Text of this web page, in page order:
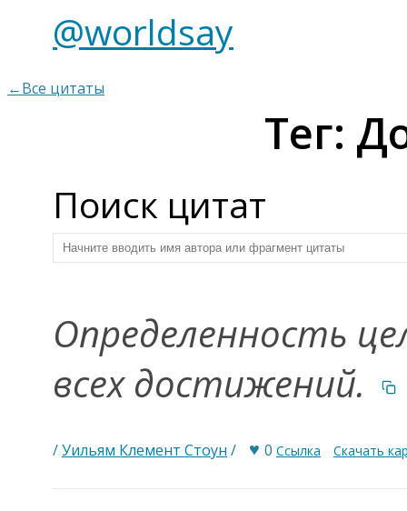
@worldsay
←Все цитаты
Тег:
Поиск цитат
Определенность
всех достижений.
/Уильям Клемент Стоун / ♥ 0 Ссылка Скачать